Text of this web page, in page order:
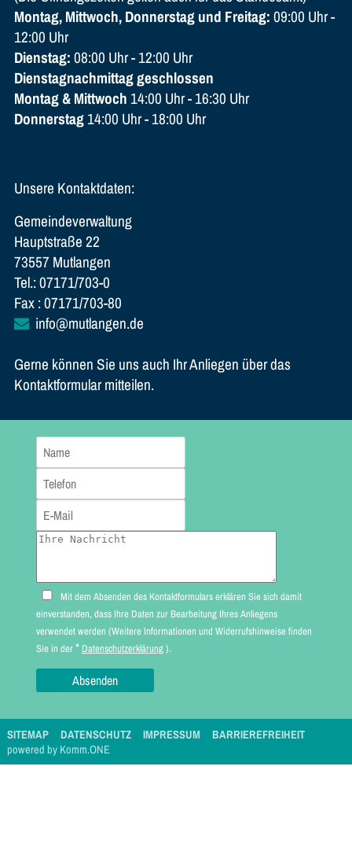
Montag, Mittwoch, Donnerstag und Freitag:09:00 Uhr -
12:00 Uhr
Dienstag:08:00 Uhr - 12:00 Uhr
Dienstagnachmittag geschlossen
Montag & Mittwoch 14:00 Uhr - 16:30 Uhr
Donnerstag14:00 Uhr - 18:00 Uhr
Unsere Kontaktdaten:
Gemeindeverwaltung
Hauptstraße 22
73557 Mutlangen
Tel.: 07171/703-0
Fax : 07171/703-80
info@mutlangen.de
Gerne können Sie uns auch Ihr Anliegen über das
Kontaktformular mitteilen.
Mit dem Absenden des Kontaktformulars erklären Sie sich damit
einverstanden, dass Ihre Daten zur Bearbeitung Ihres Anliegens
verwendet werden (Weitere Informationen und Widerrufshinweise finden
Sie in der* Datenschutzerklärung).
SITEMAP DATENSCHUTZ IMPRESSUM
BARRIEREFREIHEIT
powered by Komm.ONE